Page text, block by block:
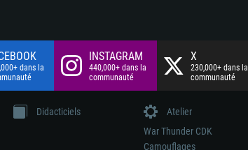
dans la
INSTAGRAM
440,000+ dans la
communauté
X
230,000+ dans la
communauté
Didacticiels
Atelier
War Thunder CDK
Camouflages